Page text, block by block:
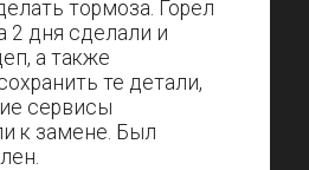
тормоза. Горел
2 дня сделали и
а также
те детали,
сервисы
к замене. Был